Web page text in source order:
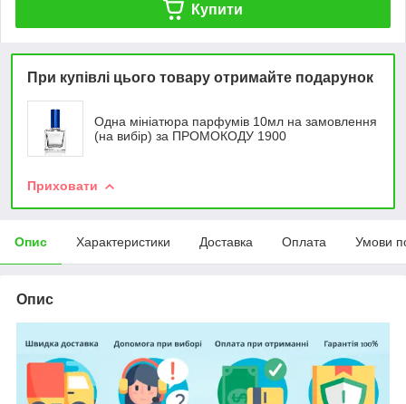
Купити
При купівлі цього товару отримайте подарунок
Одна мініатюра парфумів 10мл на замовлення
(на вибір) за ПРОМОКОДУ 1900
Приховати
Опис Характеристики Доставка Оплата Умови
Опис